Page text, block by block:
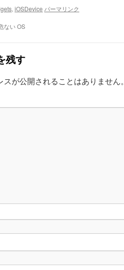
, iOSDevice パーマリンク
ない OS
残す
スが公開されることはありません。